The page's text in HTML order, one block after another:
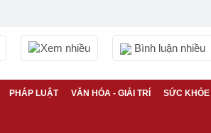
Xem nhiều Bình luận nhiều
PHÁP LUẬT VĂN HÓA - GIẢI TRÍ SỨC KHỎE